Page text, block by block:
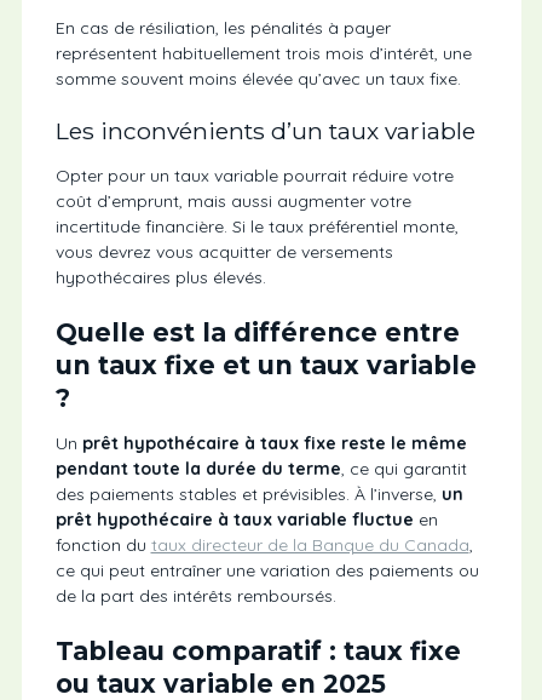
En cas de résiliation, les pénalités à payer
représentent habituellement trois mois d’intérêt, une
somme souvent moins élevée qu’avec un taux fixe.
Les inconvénients d’un taux variable
Opter pour un taux variable pourrait réduire votre
coût d’emprunt, mais aussi augmenter votre
incertitude financière. Si le taux préférentiel monte,
vous devrez vous acquitter de versements
hypothécaires plus élevés.
Quelle est la différence entre
un taux fixe et un taux variable
?
Un prêt hypothécaire à taux fixe reste le même
pendant toute la durée du terme , ce qui garantit
des paiements stables et prévisibles. À l’inverse, un
prêt hypothécaire à taux variable fluctue en
fonction du taux directeur de la Banque du Canada
ce qui peut entraîner une variation des paiements ou
de la part des intérêts remboursés.
Tableau comparatif : taux fixe
ou taux variable en 2025